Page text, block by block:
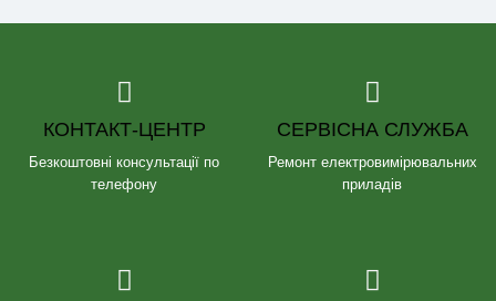
КОНТАКТ-ЦЕНТР
Безкоштовні консультації по
телефону
СЕРВІСНА СЛУЖБА
Ремонт електровимірювальних
приладів